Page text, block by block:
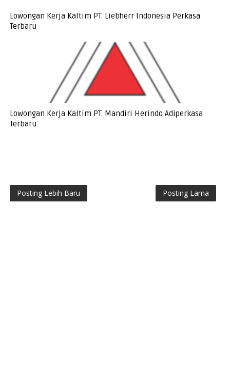
Lowongan Kerja Kaltim PT. Liebherr Indonesia Perkasa
Terbaru
Lowongan Kerja Kaltim PT. Mandiri Herindo Adiperkasa
Terbaru
Posting Lebih Baru Posting Lama